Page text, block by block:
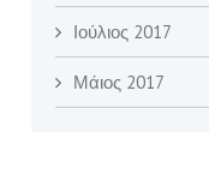
Ιούλιος 2017
Μάιος 2017